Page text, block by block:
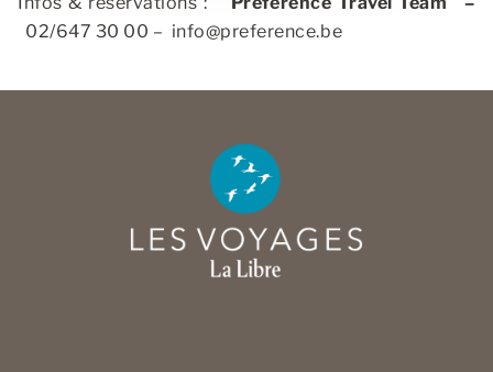
02/647 30 00 – info@preference.be